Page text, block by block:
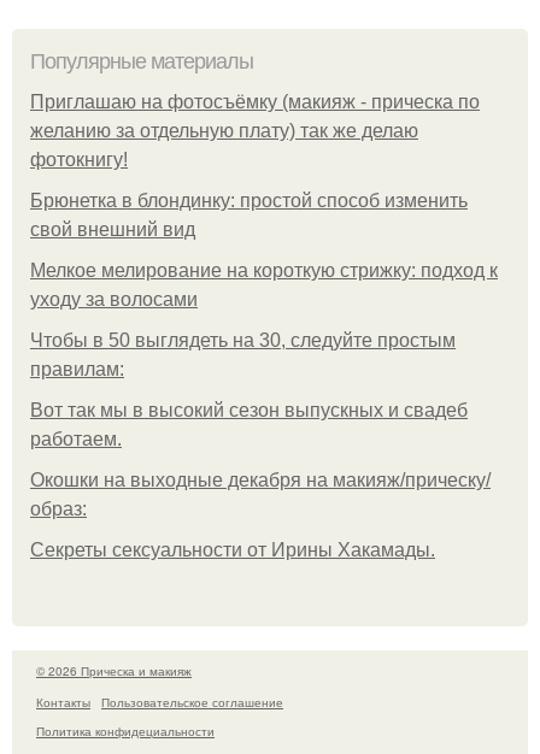
Популярные материалы
Приглашаю на фотосъёмку (макияж - прическа по
желанию за отдельную плату) так же делаю
фотокнигу!
Брюнетка в блондинку: простой способ изменить
свой внешний вид
Мелкое мелирование на короткую стрижку: подход к
уходу за волосами
Чтобы в 50 выглядеть на 30, следуйте простым
правилам:
Вот так мы в высокий сезон выпускных и свадеб
работаем.
Окошки на выходные декабря на макияж/прическу/
образ:
Секреты сексуальности от Ирины Хакамады.
© 2026 Прическа и макияж
Контакты
Пользовательское соглашение
Политика конфидециальности